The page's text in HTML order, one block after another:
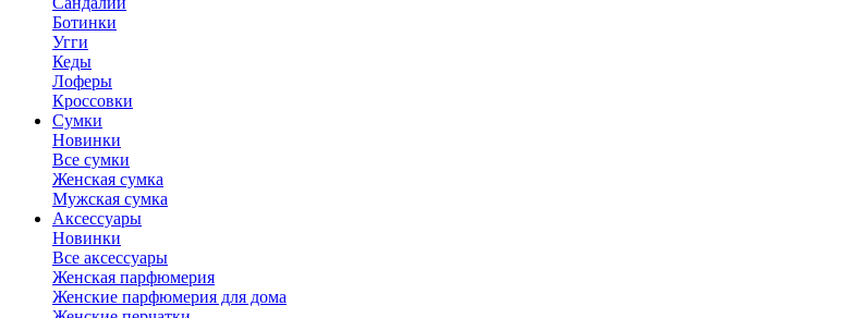
Ботинки
Угги
Кеды
Лоферы
Кроссовки
Сумки
Новинки
Все сумки
Женская сумка
Мужская сумка
Аксессуары
Новинки
Все аксессуары
Женская парфюмерия
Женские парфюмерия для дома